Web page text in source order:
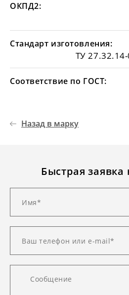
ОКПД2:
Стандарт изготовления:
ТУ
Соответствие по ГОСТ:
Назад в марку
Быстрая заявка